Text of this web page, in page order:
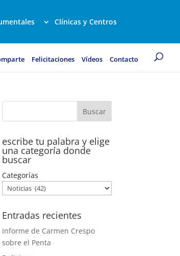
Clínicas y Centros
Felicitaciones Vídeos Contacto
escribe tu palabra y elige
una categoría donde
buscar
Categorías
Entradas recientes
Informe de Carmen Crespo
sobre el Penta